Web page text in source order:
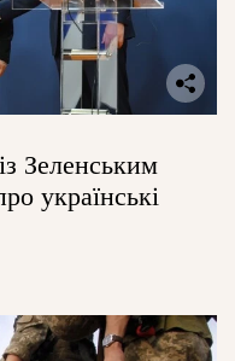
Зеленським
українські